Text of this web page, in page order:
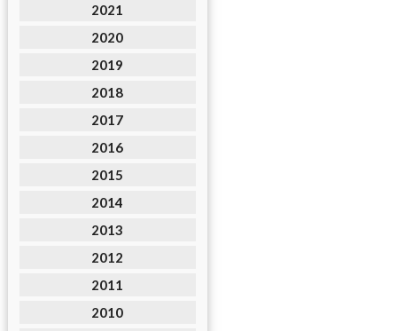
2021
2020
2019
2018
2017
2016
2015
2014
2013
2012
2011
2010